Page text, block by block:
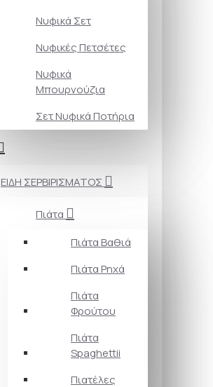
Νυφικά Σετ
Νυφικές Πετσέτες
Νυφικά
Μπουρνούζια
Σετ Νυφικά Ποτήρια
ΕΙΔΗ ΣΕΡΒΙΡΙΣΜΑΤΟΣ
Πιάτα
Πιάτα Βαθιά
Πιάτα Ρηχά
Πιάτα
Φρούτου
Πιάτα
Spaghettii
Πιατέλες